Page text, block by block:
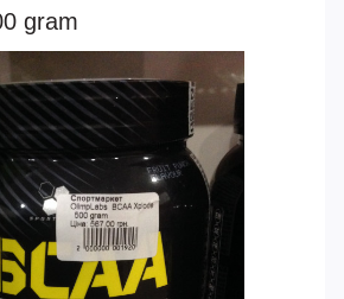
gram